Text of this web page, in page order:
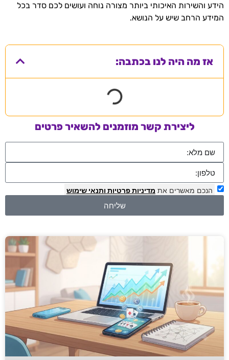
הידע והשירות האיכותי ביותר מצורה נוחה ועושים לכם סדר בכל
המידע הרחב שיש על הנושא.
אז מה היה לנו בכתבה:
ליצירת קשר מוזמנים להשאיר פרטים
הנכם מאשרים את מדיניות פרטיות ותנאי שימוש
שליחה